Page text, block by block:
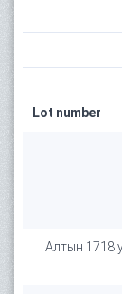
Lot number
Алтын 1718